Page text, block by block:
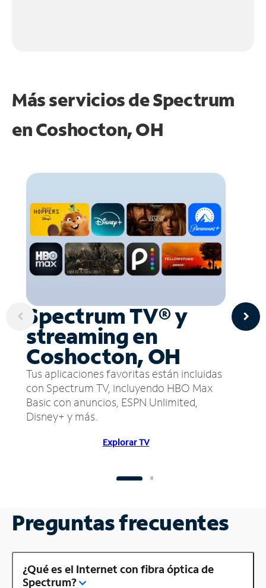
Más servicios de Spectrum
enCoshocton, OH
Spectrum TV® y
streaming en
Coshocton, OH
Tus aplicaciones favoritas están incluidas
con Spectrum TV, incluyendo HBO Max
Basic con anuncios, ESPN Unlimited,
Disney+ y más.
Explorar TV
Preguntas frecuentes
¿Qué es el Internet con fibra óptica de
Spectrum?